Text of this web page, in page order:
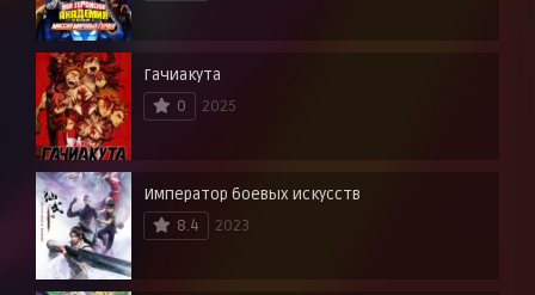
Гачиакута
0
2025
Император боевых искусств
8.4
2023